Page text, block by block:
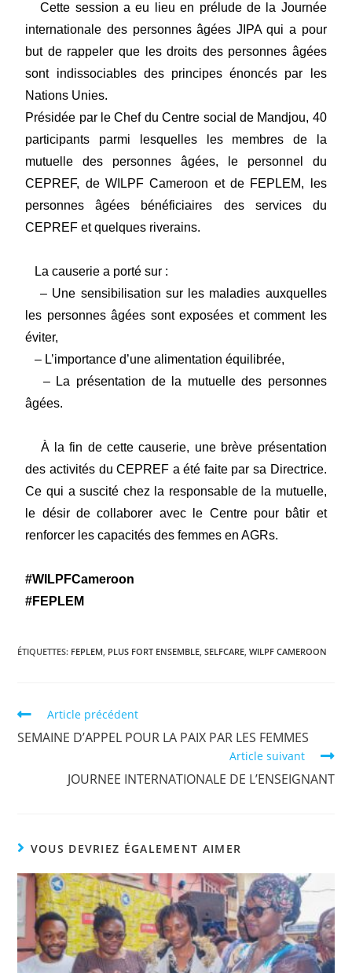
Cette session a eu lieu en prélude de la Journée
internationale des personnes âgées JIPA qui a pour
but de rappeler que les droits des personnes âgées
sont indissociables des principes énoncés par les
Nations Unies.
Présidée par le Chef du Centre social de Mandjou, 40
participants parmi lesquelles les membres de la
mutuelle des personnes âgées, le personnel du
CEPREF, de WILPF Cameroon et de FEPLEM, les
personnes âgées bénéficiaires des services du
CEPREF et quelques riverains.
La causerie a porté sur :
– Une sensibilisation sur les maladies auxquelles
les personnes âgées sont exposées et comment les
éviter,
– L’importance d’une alimentation équilibrée,
– La présentation de la mutuelle des personnes
âgées.
À la fin de cette causerie, une brève présentation
des activités du CEPREF a été faite par sa Directrice.
Ce qui a suscité chez la responsable de la mutuelle,
le désir de collaborer avec le Centre pour bâtir et
renforcer les capacités des femmes en AGRs.
#WILPFCameroon
#FEPLEM
ÉTIQUETTES: FEPLEM, PLUS FORT ENSEMBLE, SELFCARE, WILPF CAMEROON
Article précédent
SEMAINE D’APPEL POUR LA PAIX PAR LES FEMMES
Article suivant
JOURNEE INTERNATIONALE DE L’ENSEIGNANT
VOUS DEVRIEZ ÉGALEMENT AIMER